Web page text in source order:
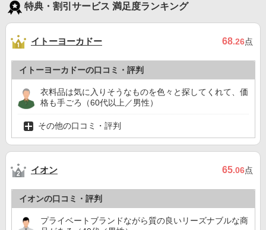
特典・割引サービス 満足度ランキング
イトーヨーカドー 68.26点
イトーヨーカドーの口コミ・評判
衣料品は気に入りそうなものを色々と探してくれて、価
格も手ごろ（60代以上／男性）
その他の口コミ・評判
イオン 65.06点
イオンの口コミ・評判
プライベートブランドながら質の良いリーズナブルな商